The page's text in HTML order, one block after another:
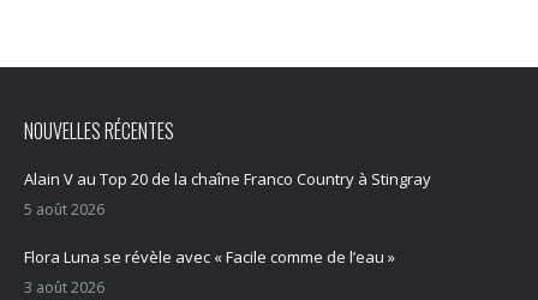
NOUVELLES RÉCENTES
Alain V au Top 20 de la chaîne Franco Country à Stingray
5 août 2026
Flora Luna se révèle avec « Facile comme de l’eau »
3 août 2026